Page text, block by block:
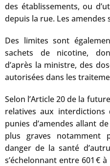
des établissements, ou
depuis la rue. Les amendes
Des limites sont
sachets de nicotine,
d’après la ministre, des
autorisées dans les
Selon l’Article 20 de la
relatives aux
punies d’amendes allant
plus graves notamment
danger de la santé
s’échelonnant entre 601 €